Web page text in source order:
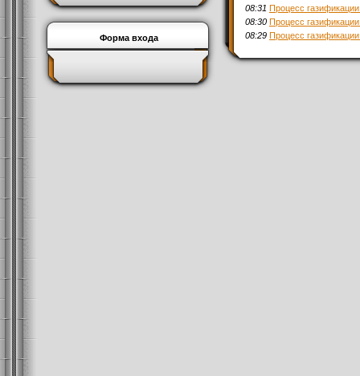
Форма входа
08:31 Процесс
08:30 Процесс
08:29 Процесс